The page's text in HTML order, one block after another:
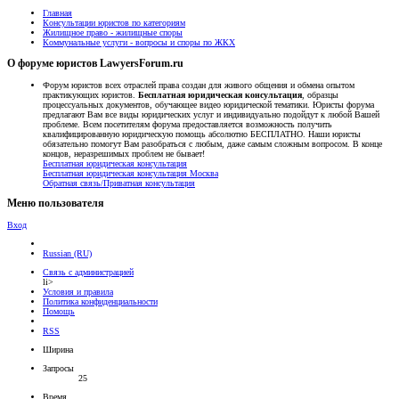
Главная
Консультации юристов по категориям
Жилищное право - жилищные споры
Коммунальные услуги - вопросы и споры по ЖКХ
О форуме юристов LawyersForum.ru
Форум юристов всех отраслей права создан для живого общения и обмена опытом
практикующих юристов. Бесплатная юридическая консультация , образцы
процессуальных документов, обучающее видео юридической тематики. Юристы форума
предлагают Вам все виды юридических услуг и индивидуально подойдут к любой Вашей
проблеме. Всем посетителям форума предоставляется возможность получить
квалифицированную юридическую помощь абсолютно БЕСПЛАТНО. Наши юристы
обязательно помогут Вам разобраться с любым, даже самым сложным вопросом. В конце
концов, неразрешимых проблем не бывает!
Бесплатная юридическая консультация
Бесплатная юридическая консультация Москва
Обратная связь/Приватная консультация
Меню пользователя
Вход
Russian (RU)
Связь с администрацией
li>
Условия и правила
Политика конфиденциальности
Помощь
RSS
Ширина
Запросы
25
Время